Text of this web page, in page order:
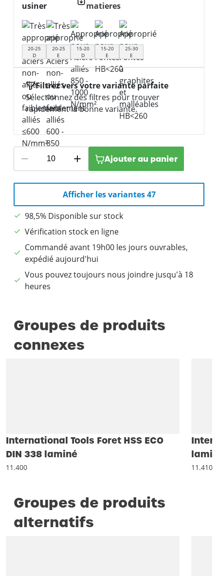
usiner
matieres
20-25
D
20-25
E
15-20
D
15-20
E
25-30
E
Filtrez vers votre variante parfaite
Sélectionnez des filtres pour trouver
rapidement la bonne variante.
Ajouter au panier
Afficher les variantes 47
98,5% Disponible sur stock
Vérification stock en ligne
Commandé avant 19h00 les jours ouvrables,
expédié aujourd'hui
Vous pouvez toujours nous joindre jusqu'à 18
heures
Groupes de produits
connexes
International Tools Foret HSS ECO
DIN 338 laminé
11.400 11.410
Groupes de produits
alternatifs